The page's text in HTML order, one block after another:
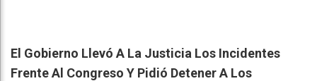
El Gobierno Llevó A La Justicia Los Incidentes
Frente Al Congreso Y Pidió Detener A Los